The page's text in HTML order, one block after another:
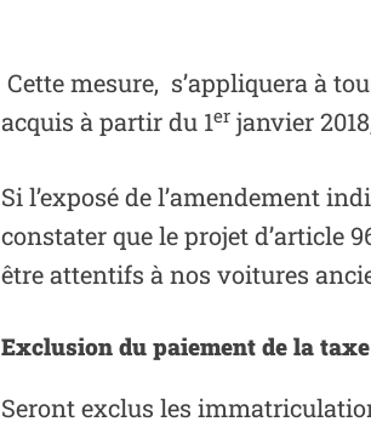
Cette mesure, s’appliquera à
acquis à partir du 1er janvier
Si l’exposé de l’amendement
constater que le projet d’article
être attentifs à nos voitures
Exclusion du paiement de la taxe
Seront exclus les